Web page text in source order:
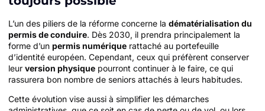
L’un des piliers de la réforme concerne la dématérialisation du
permis de conduire. Dès 2030, il prendra principalement la
forme d’un permis numérique rattaché au portefeuille
d’identité européen. Cependant, ceux qui préfèrent conserver
leur version physique pourront continuer à le faire, ce qui
rassurera bon nombre de seniors attachés à leurs habitudes.
Cette évolution vise aussi à simplifier les démarches